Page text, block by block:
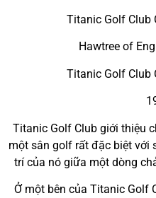
Titanic Golf Club
Hawtree of
Titanic Golf Club
Titanic Golf Club giới thiệu
một sân golf rất đặc biệt với
trí của nó giữa một dòng
Ở một bên của Titanic Golf